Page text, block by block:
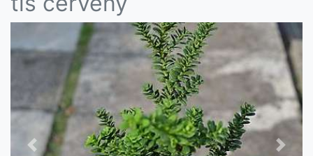
Předchozí Další